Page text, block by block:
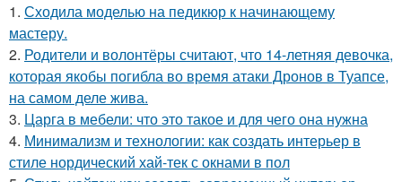
1. Сходила моделью на педикюр к начинающему
мастеру.
2. Родители и волонтёры считают, что 14-летняя девочка,
которая якобы погибла во время атаки Дронов в Туапсе,
на самом деле жива.
3. Царга в мебели: что это такое и для чего она нужна
4. Минимализм и технологии: как создать интерьер в
стиле нордический хай-тек с окнами в пол